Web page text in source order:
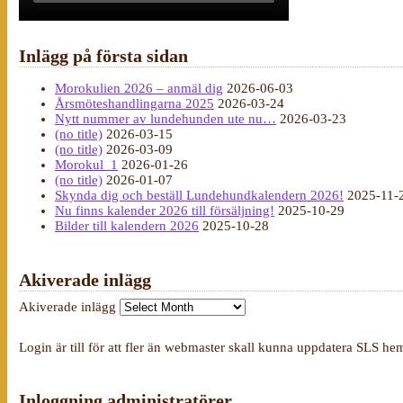
Inlägg på första sidan
Morokulien 2026 – anmäl dig 2026-06-03
Årsmöteshandlingarna 2025 2026-03-24
Nytt nummer av lundehunden ute nu… 2026-03-23
(no title) 2026-03-15
(no title) 2026-03-09
Morokul_1 2026-01-26
(no title) 2026-01-07
Skynda dig och beställ Lundehundkalendern 2026! 2025-11-
Nu finns kalender 2026 till försäljning! 2025-10-29
Bilder till kalendern 2026 2025-10-28
Akiverade inlägg
Akiverade inlägg
Login är till för att fler än webmaster skall kunna uppdatera SLS